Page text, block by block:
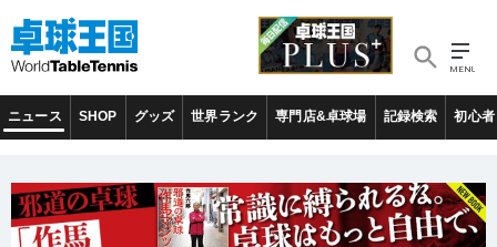
ニュース SHOP グッズ 世界ランク 専門店&卓球場 記録検索 初心者